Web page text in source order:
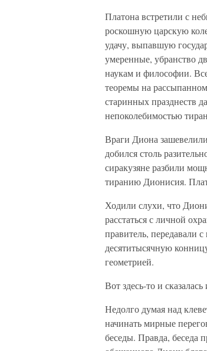
Платона встретили с
роскошную царскую
удачу, выпавшую
умеренные, убранство
наукам и философии.
теоремы на
старинных празднеств
непоколебимостью
Враги Диона
добился столь
сиракузяне разбили
тиранию Дионисия.
Ходили слухи, что
расстаться с личной
правитель, передавали
десятитысячную
геометрией.
Вот здесь-то и
Недолго думая над
начинать мирные
беседы. Правда, беседа